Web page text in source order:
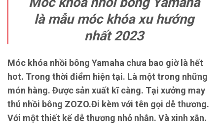
là mẫu móc khóa xu hướng
nhất 2023
Móc khóa nhồi bông Yamaha chưa bao giờ là hết
hot. Trong thời điểm hiện tại. Là một trong những
món hàng. Được sản xuất kĩ càng. Tại xưởng may
thú nhồi bông ZOZO.Đi kèm với tên gọi dễ thương.
Với một thiết kế dễ thương nhỏ nhắn. Và xinh xắn.